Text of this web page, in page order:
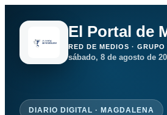
El Portal de
RED DE MEDIOS ·
sábado, 8 de agosto de
DIARIO DIGITAL · MAGDALENA